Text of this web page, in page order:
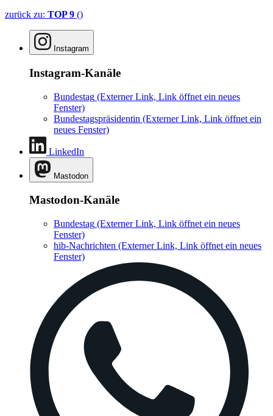
zurück zu: TOP 9 ()
Instagram
Instagram-Kanäle
Bundestag (Externer Link, Link öffnet ein neues
Fenster)
Bundestagspräsidentin (Externer Link, Link öffnet ein
neues Fenster)
LinkedIn
Mastodon
Mastodon-Kanäle
Bundestag (Externer Link, Link öffnet ein neues
Fenster)
hib-Nachrichten (Externer Link, Link öffnet ein neues
Fenster)